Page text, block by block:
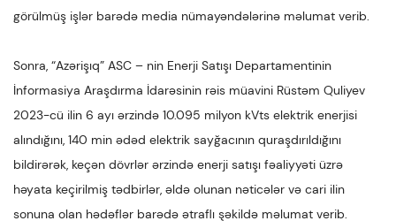
görülmüş işlər barədə media nümayəndələrinə məlumat verib.
Sonra, “Azərişıq” ASC – nin Enerji Satışı Departamentinin
İnformasiya Araşdırma İdarəsinin rəis müavini Rüstəm Quliyev
2023-cü ilin 6 ayı ərzində 10.095 milyon kVts elektrik enerjisi
alındığını, 140 min ədəd elektrik sayğacının quraşdırıldığını
bildirərək, keçən dövrlər ərzində enerji satışı fəaliyyəti üzrə
həyata keçirilmiş tədbirlər, əldə olunan nəticələr və cari ilin
sonuna olan hədəflər barədə ətraflı şəkildə məlumat verib.